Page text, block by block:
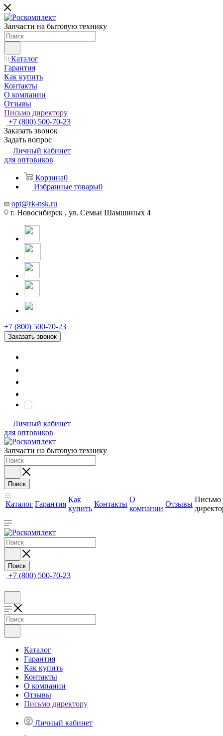
Запчасти на бытовую технику
Каталог
Гарантия
Как купить
Контакты
О компании
Отзывы
Письмо директору
+7 (800) 500-70-23
Заказать звонок
Задать вопрос
Личный кабинет
для оптовиков
Корзина0
Избранные товары0
opt@rk-nsk.ru
г. Новосибирск , ул. Семьи Шамшиных 4
+7 (800) 500-70-23
Заказать звонок
Личный кабинет
для оптовиков
Запчасти на бытовую технику
Поиск
Каталог Гарантия
Как
купить
Контакты
О
компании
Отзывы
Письмо
Поиск
+7 (800) 500-70-23
Каталог
Гарантия
Как купить
Контакты
О компании
Отзывы
Письмо директору
Личный кабинет